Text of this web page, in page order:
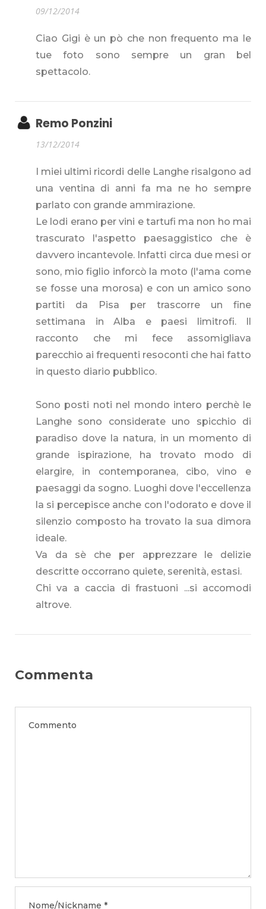
09/12/2014
Ciao Gigi è un pò che non frequento ma le
tue foto sono sempre un gran bel
spettacolo.
Remo Ponzini
13/12/2014
I miei ultimi ricordi delle Langhe risalgono ad
una ventina di anni fa ma ne ho sempre
parlato con grande ammirazione.
Le lodi erano per vini e tartufi ma non ho mai
trascurato l'aspetto paesaggistico che è
davvero incantevole. Infatti circa due mesi or
sono, mio figlio inforcò la moto (l'ama come
se fosse una morosa) e con un amico sono
partiti da Pisa per trascorre un fine
settimana in Alba e paesi limitrofi. Il
racconto che mi fece assomigliava
parecchio ai frequenti resoconti che hai fatto
in questo diario pubblico.
Sono posti noti nel mondo intero perchè le
Langhe sono considerate uno spicchio di
paradiso dove la natura, in un momento di
grande ispirazione, ha trovato modo di
elargire, in contemporanea, cibo, vino e
paesaggi da sogno. Luoghi dove l'eccellenza
la si percepisce anche con l'odorato e dove il
silenzio composto ha trovato la sua dimora
ideale.
Va da sè che per apprezzare le delizie
descritte occorrano quiete, serenità, estasi.
Chi va a caccia di frastuoni ...si accomodi
altrove.
Commenta